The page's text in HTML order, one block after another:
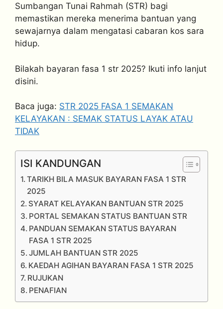
Sumbangan Tunai Rahmah (STR) bagi
memastikan mereka menerima bantuan yang
sewajarnya dalam mengatasi cabaran kos sara
hidup.
Bilakah bayaran fasa 1 str 2025? Ikuti info lanjut
disini.
Baca juga: STR 2025 FASA 1 SEMAKAN
KELAYAKAN : SEMAK STATUS LAYAK ATAU
TIDAK
ISI KANDUNGAN
TARIKH BILA MASUK BAYARAN FASA 1 STR
2025
SYARAT KELAYAKAN BANTUAN STR 2025
PORTAL SEMAKAN STATUS BANTUAN STR
PANDUAN SEMAKAN STATUS BAYARAN
FASA 1 STR 2025
JUMLAH BANTUAN STR 2025
KAEDAH AGIHAN BAYARAN FASA 1 STR 2025
RUJUKAN
PENAFIAN